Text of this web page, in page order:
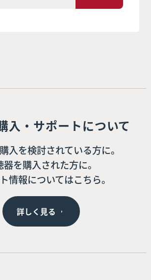
入・サポートについて
入を検討されている方に。
器を購入された方に。
情報についてはこちら。
詳しく見る